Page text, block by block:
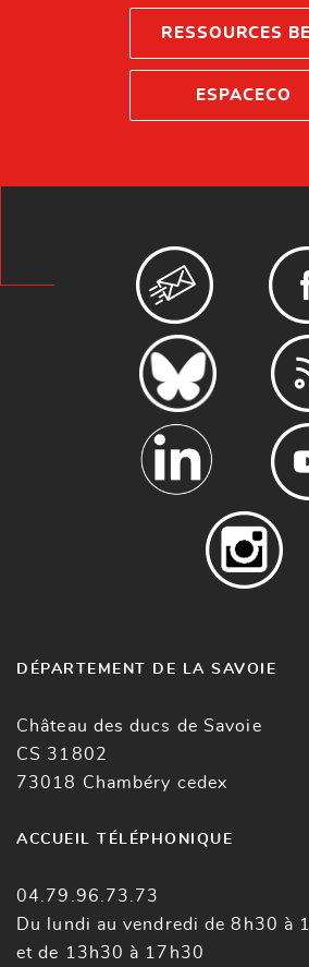
RESSOURCES
ESPACECO
DÉPARTEMENT DE LA SAVOIE
Château des ducs de Savoie
CS 31802
73018 Chambéry cedex
ACCUEIL TÉLÉPHONIQUE
04.79.96.73.73
Du lundi au vendredi de 8h30 à
et de 13h30 à 17h30